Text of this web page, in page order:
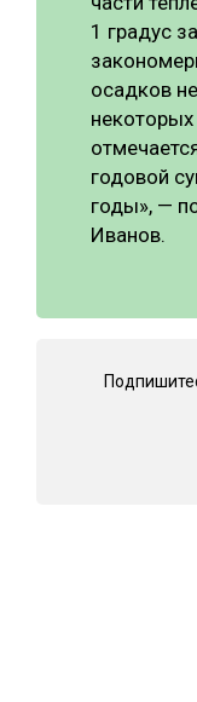
1 градус
осадков
некоторых
годовой
годы», —
Иванов.